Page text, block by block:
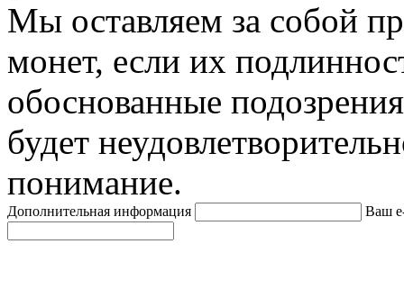
Мы оставляем за собой
монет, если их
обоснованные
будет
понимание.
Дополнительная информация Ваш